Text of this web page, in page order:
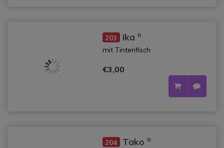
203 Ika o
mit Tintenfisch
€3,00
204 Tako o